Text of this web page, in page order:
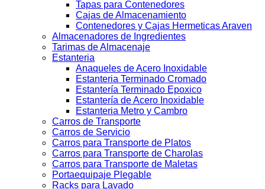
Tapas para Contenedores
Cajas de Almacenamiento
Contenedores y Cajas Hermeticas Araven
Almacenadores de Ingredientes
Tarimas de Almacenaje
Estanteria
Anaqueles de Acero Inoxidable
Estanteria Terminado Cromado
Estantería Terminado Epoxico
Estantería de Acero Inoxidable
Estanteria Metro y Cambro
Carros de Transporte
Carros de Servicio
Carros para Transporte de Platos
Carros para Transporte de Charolas
Carros para Transporte de Maletas
Portaequipaje Plegable
Racks para Lavado